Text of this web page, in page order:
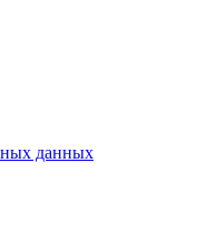
данных